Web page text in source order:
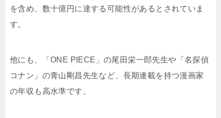
を含め、数十億円に達する可能性があるとされていま
す。
他にも、「ONE PIECE」の尾田栄一郎先生や「名探偵
コナン」の青山剛昌先生など、長期連載を持つ漫画家
の年収も高水準です。